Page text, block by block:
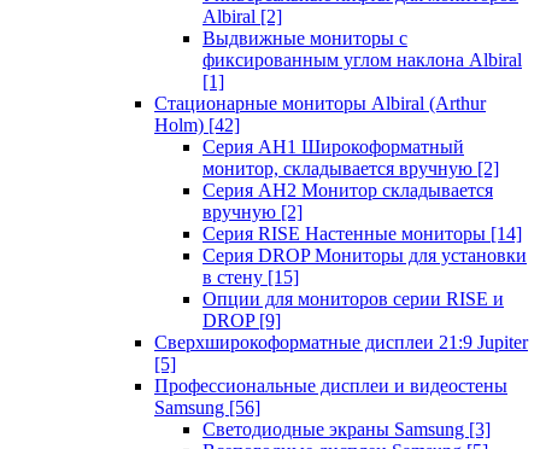
Albiral [2]
Выдвижные мониторы с
фиксированным углом наклона Albiral
[1]
Стационарные мониторы Albiral (Arthur
Holm) [42]
Серия AH1 Широкоформатный
монитор, складывается вручную [2]
Серия AH2 Монитор складывается
вручную [2]
Серия RISE Настенные мониторы [14]
Серия DROP Мониторы для установки
в стену [15]
Опции для мониторов серии RISE и
DROP [9]
Сверхширокоформатные дисплеи 21:9 Jupiter
[5]
Профессиональные дисплеи и видеостены
Samsung [56]
Светодиодные экраны Samsung [3]